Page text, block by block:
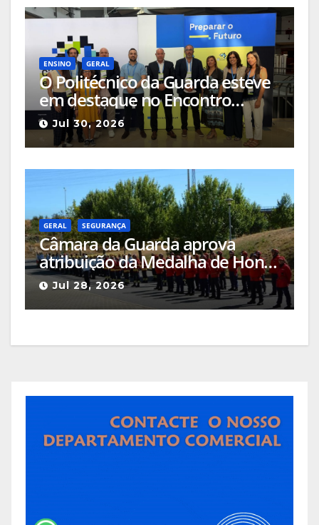
ENSINO GERAL
O Politécnico da Guarda esteve
em destaque no Encontro
Ciência e Inovação 2026 com
seleção de três sessões
científicas
Jul 30, 2026
GERAL SEGURANÇA
Câmara da Guarda aprova
atribuição da Medalha de Honra
de Grau Ouro à Associação
Humanitária de Bombeiros
Voluntários da Guarda
Jul 28, 2026